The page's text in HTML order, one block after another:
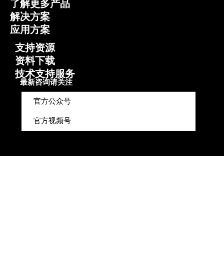
了解更多产品
解决方案
应用方案
支持资源
资料下载
技术支持服务
最新咨询请关注
官方公众号
官方视频号